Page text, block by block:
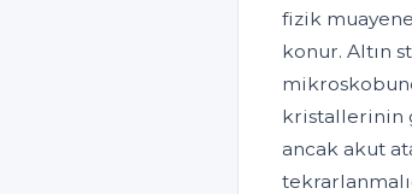
fizik
konur. Altın
kristallerinin
ancak akut